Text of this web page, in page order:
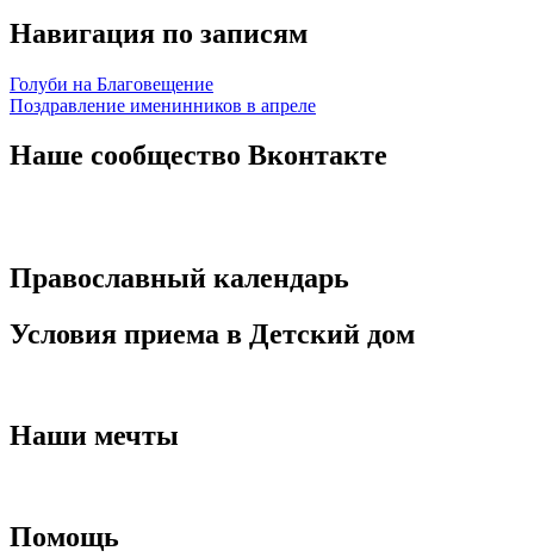
Навигация по записям
Голуби на Благовещение
Поздравление именинников в апреле
Наше сообщество Вконтакте
Православный календарь
Условия приема в Детский дом
Наши мечты
Помощь